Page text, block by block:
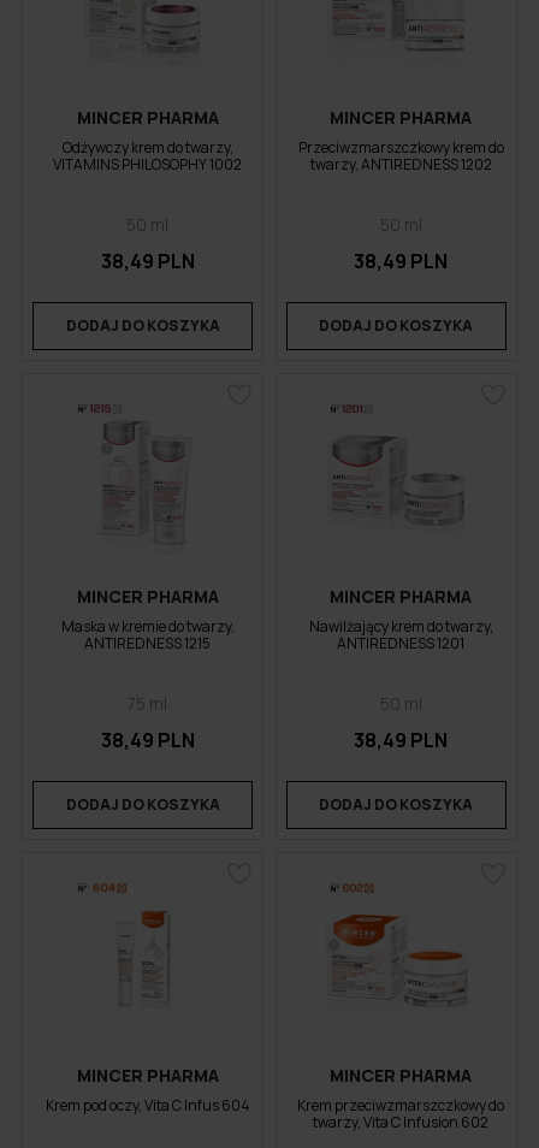
MINCER PHARMA
Odżywczy krem do twarzy,
VITAMINS PHILOSOPHY 1002
50 ml
38,49 PLN
DODAJ DO KOSZYKA
MINCER PHARMA
Przeciwzmarszczkowy krem do
twarzy, ANTIREDNESS 1202
50 ml
38,49 PLN
DODAJ DO KOSZYKA
MINCER PHARMA
Maska w kremie do twarzy,
ANTIREDNESS 1215
75 ml
38,49 PLN
DODAJ DO KOSZYKA
MINCER PHARMA
Nawilżający krem do twarzy,
ANTIREDNESS 1201
50 ml
38,49 PLN
DODAJ DO KOSZYKA
MINCER PHARMA
Krem pod oczy, Vita C Infus 604
MINCER PHARMA
Krem przeciwzmarszczkowy do
twarzy, Vita C Infusion 602